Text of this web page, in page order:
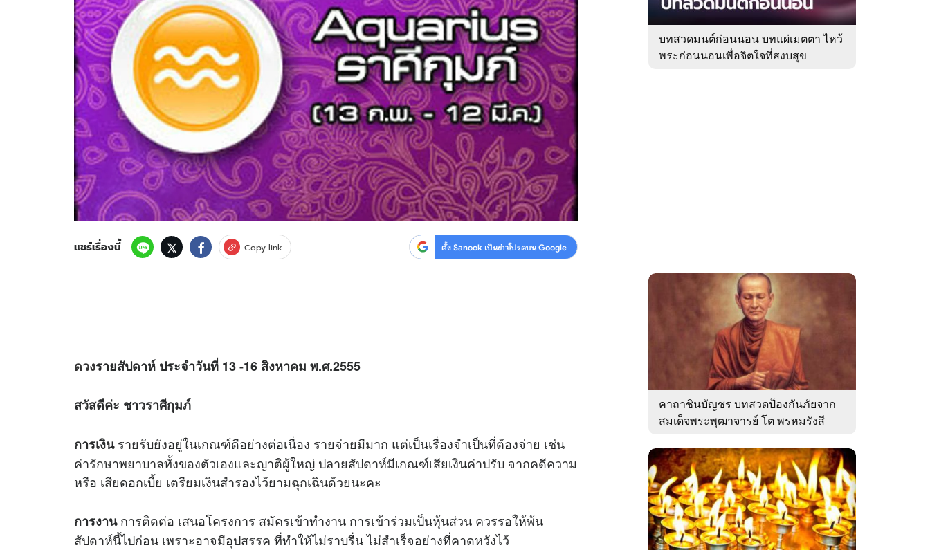
Sanook Choice
นิยาย
ดาวน์โหลดสนุกแอปฟรี ติดตามสนุกโซเชียลได้ที่
สงวนลิขสิทธิ์ © 2569 บริษัท อิมเมจ ฟิวเจอร์ (ประเทศไทย) จำกัด
แชร์เรื่องนี้ Copy link ตั้ง Sanook เป็นข่าวโปรดบน Google
ดวงรายสัปดาห์ ประจำวันที่ 13 -16 สิงหาคม พ.ศ.2555
สวัสดีค่ะ ชาวราศีกุมภ์
การเงินรายรับยังอยู่ในเกณฑ์ดีอย่างต่อเนื่อง รายจ่ายมีมาก แต่เป็นเรื่องจำเป็นที่ต้องจ่าย เช่น
ค่ารักษาพยาบาลทั้งของตัวเองและญาติผู้ใหญ่ ปลายสัปดาห์มีเกณฑ์เสียเงินค่าปรับ จากคดีความ
หรือ เสียดอกเบี้ย เตรียมเงินสำรองไว้ยามฉุกเฉินด้วยนะคะ
การงานการติดต่อ เสนอโครงการ สมัครเข้าทำงาน การเข้าร่วมเป็นหุ้นส่วน ควรรอให้พ้น
สัปดาห์นี้ไปก่อน เพราะอาจมีอุปสรรค ที่ทำให้ไม่ราบรื่น ไม่สำเร็จอย่างที่คาดหวังไว้
บทสวดมนต์ก่อนนอน บทแผ่เมตตา ไหว้
พระก่อนนอนเพื่อจิตใจที่สงบสุข
คาถาชินบัญชร บทสวดป้องกันภัยจาก
สมเด็จพระพุฒาจารย์ โต พรหมรังสี